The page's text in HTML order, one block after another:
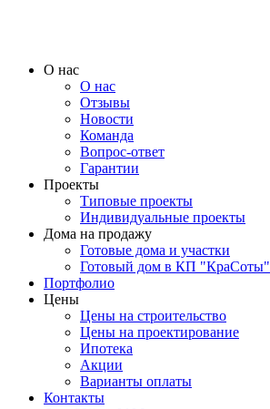
О нас
О нас
Отзывы
Новости
Команда
Вопрос-ответ
Гарантии
Проекты
Типовые проекты
Индивидуальные проекты
Дома на продажу
Готовые дома и участки
Готовый дом в КП "КраСоты"
Портфолио
Цены
Цены на строительство
Цены на проектирование
Ипотека
Акции
Варианты оплаты
Контакты